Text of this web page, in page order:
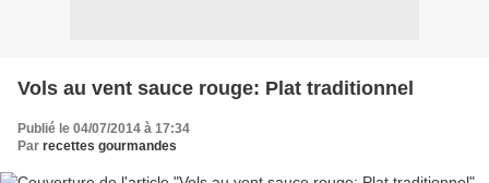
Vols au vent sauce rouge: Plat traditionnel
Publié le 04/07/2014 à 17:34
Par recettes gourmandes